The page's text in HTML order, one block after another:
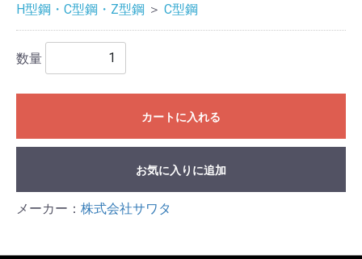
H型鋼・C型鋼・Z型鋼 ＞ C型鋼
数量
カートに入れる
お気に入りに追加
メーカー： 株式会社サワタ